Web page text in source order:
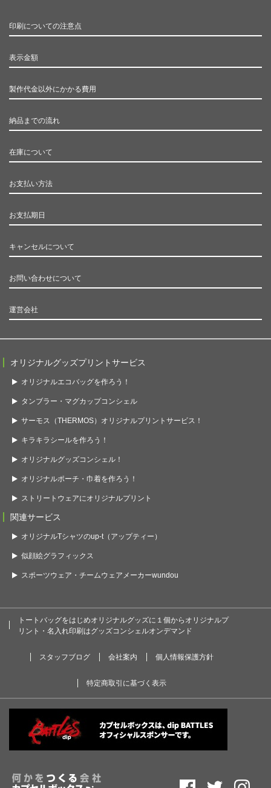
印刷についての注意点
表示金額
製作代金以外にかかる費用
納品までの流れ
在庫について
お支払い方法
お支払期日
キャンセルについて
お問い合わせについて
運営会社
オリジナルグッズプリントサービス
オリジナルエコバッグを作ろう！
タンブラー・マグカップコンシェル
サーモス（THERMOS）オリジナルプリントサービス！
キラキラシールを作ろう！
オリジナルグッズコンシェル！
オリジナルポーチ・巾着を作ろう！
ストリートウェアにオリジナルプリント
関連サービス
オリジナルTシャツのup-t（アップティー）
似顔絵グラフィックス
スポーツウェア・チームウェアメーカーwundou
トートバッグをはじめオリジナルグッズに１個からオリジナルプ
リント・名入れ印刷はグッズコンシェルオンデマンド
スタッフブログ 会社案内 個人情報保護方針
特定商取引に基づく表示